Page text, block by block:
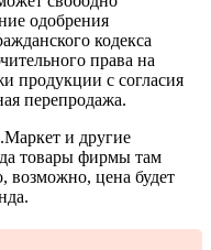
одобрения
кодекса
права на
продукции с согласия
перепродажа.
и другие
товары фирмы там
возможно, цена будет